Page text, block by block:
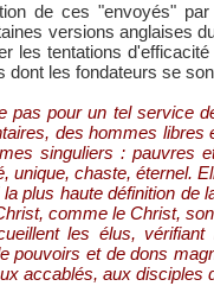
de ces "envoyés"
versions anglaises
les tentations
dont les fondateurs se
pas pour un tel service
des hommes libres
singuliers : pauvres
unique, chaste, éternel.
plus haute définition de
comme le Christ,
les élus,
pouvoirs et de dons
accablés, aux disciples